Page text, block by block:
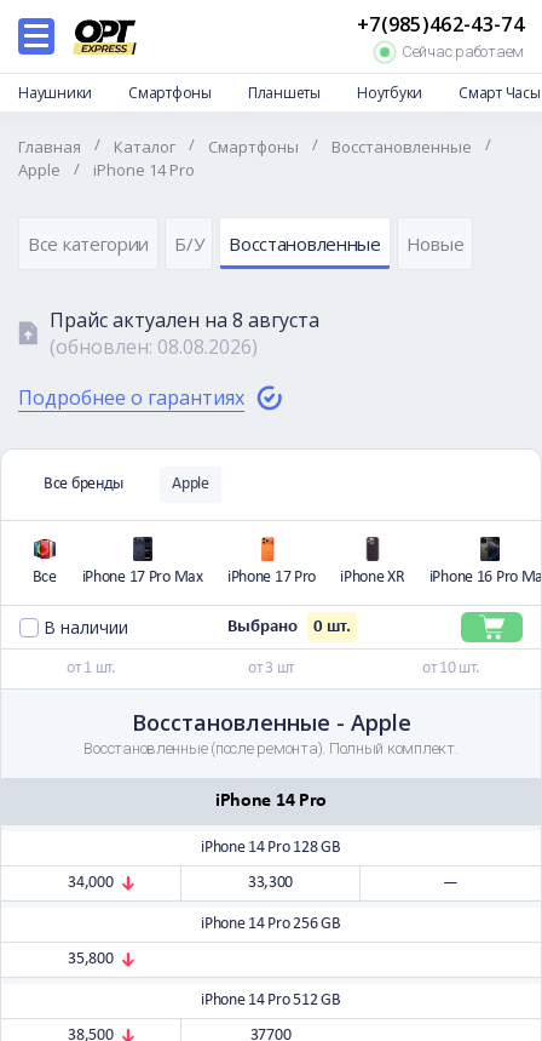
+7(985)462-43-74
Сейчас работаем
Наушники Смартфоны Планшеты Ноутбуки Смарт Часы
Каталог
Отзывы
Доставка и оплата
Частые вопросы
Контакты
Главная / Каталог / Смартфоны / Восстановленные
/
Apple
/ iPhone 14 Pro
Все категории Б/У Восстановленные Новые
Прайс актуален на 8 августа
(обновлен: 08.08.2026)
Подробнее о гарантиях
Все бренды Apple
Все iPhone 17 Pro Max iPhone 17 Pro iPhone XR iPhone 16 Pro
В наличии Выбрано 0шт.
от 1 шт. от 3 шт от 10 шт.
Восстановленные - Apple
Восстановленные (после ремонта). Полный комплект.
iPhone 14 Pro
iPhone 14 Pro 128 GB
34,000
33,300 —
iPhone 14 Pro 256 GB
35,800
iPhone 14 Pro 512 GB
38,500
37700